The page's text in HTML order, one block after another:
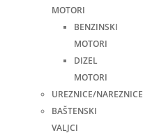
MOTORI
BENZINSKI
MOTORI
DIZEL
MOTORI
UREZNICE/NAREZNICE
BAŠTENSKI
VALJCI